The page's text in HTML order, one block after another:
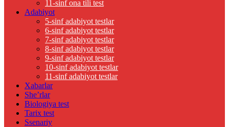
11-sinf ona tili test
Adabiyot
5-sinf adabiyot testlar
6-sinf adabiyot testlar
7-sinf adabiyot testlar
8-sinf adabiyot testlar
9-sinf adabiyot testlar
10-sinf adabiyot testlar
11-sinf adabiyot testlar
Xabarlar
She’rlar
Biologiya test
Tarix test
Ssenariy